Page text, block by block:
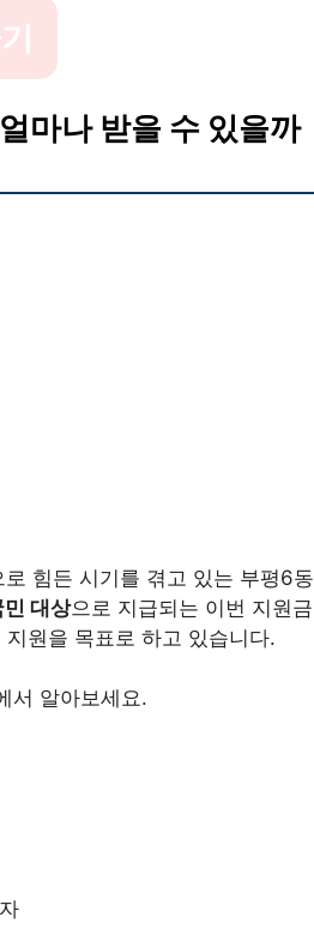
마나 받을 수 있을까
힘든 시기를 겪고 있는 부평6동
민 대상으로 지급되는 이번 지원금
원을 목표로 하고 있습니다.
서 알아보세요.